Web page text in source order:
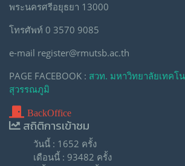
พระนครศรีอยุธยา 13000
โทรศัพท์ 0 3570 9085
e-mail register@rmutsb.ac.th
PAGE FACEBOOK : สวท. มหาวิทยาลัยเทคโ
สุวรรณภูมิ
BackOffice
สถิติการเข้าชม
วันนี้ : 1652 ครั้ง
เดือนนี้ : 93482 ครั้ง